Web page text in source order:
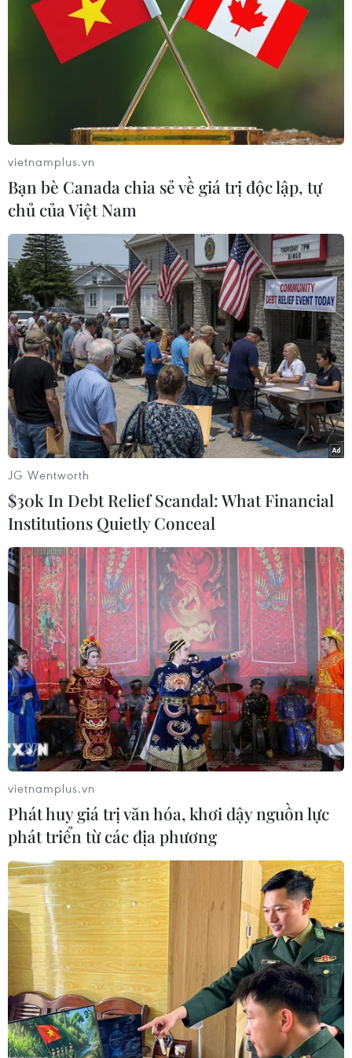
cao kỹ năng lái xe môtô, xe gắn máy
Xe khách lao xuống hố sâu bên đường, 18 hành
khách thoát nạn
Cần xử lý dứt điểm việc tập kết gỗ ở hành lang
an toàn giao thông Quốc lộ 22B
Xe tải cẩu tông sập cầu Đắk Lung tại Đồng Nai,
hai người thoát nạn
TIN LIÊN QUAN
Lấy lời khai của tài xế xe Jeep gây tai nạn
liên hoàn ở Thành phố Hồ Chí Minh
17/06/2025 01:17
Nguyễn Bảo Hoàng, tài xế gây tai nạn liên hoàn, khai
nhận mua lại chiếc xe Jeep Sahara biển số 51K-314.07 từ
ông L.H.T (ngụ quận 8) với giá khoảng 2 tỷ đồng nhưng
chưa sang tên.
Tai nạn giữa 3 ôtô trên cao tốc Hà Nội-Hải
Phòng, 2 lái xe tử vong tại chỗ
12/06/2025 07:08
vietnamplus.vn
Bạn bè Canada chia sẻ về giá trị độc lập, tự
chủ của Việt Nam
JG Wentworth
$30k In Debt Relief Scandal: What Financial
Institutions Quietly Conceal
vietnamplus.vn
Phát huy giá trị văn hóa, khơi dậy nguồn lực
phát triển từ các địa phương